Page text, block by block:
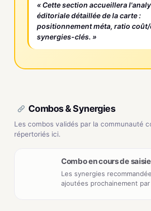
« Cette section accueillera
éditoriale détaillée de la carte :
positionnement méta, ratio
synergies-clés. »
Combos & Synergies
Les combos validés par la communauté
répertoriés ici.
Combo en cours de saisie
Les synergies
ajoutées prochainement